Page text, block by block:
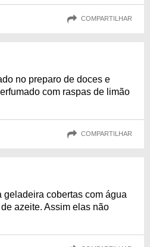
COMPARTILHAR
no preparo de doces e
com raspas de limão
COMPARTILHAR
geladeira cobertas com água
azeite. Assim elas não